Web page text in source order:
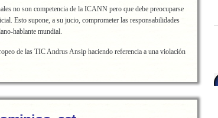
no son competencia de la ICANN pero que debe preocuparse
Esto supone, a su jucio, comprometer las responsabilidades
hablante mundial.
de las TIC Andrus Ansip haciendo referencia a una violación